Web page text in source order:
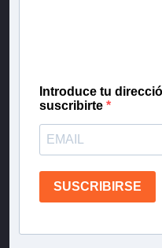
Introduce tu
suscribirte
SUSCRIBIRSE